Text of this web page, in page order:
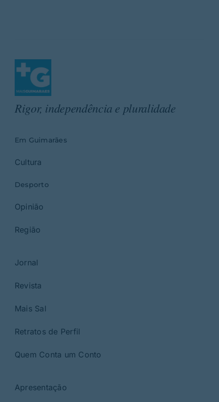
Rigor, independência e pluralidade
Em Guimarães
Cultura
Desporto
Opinião
Região
Jornal
Revista
Mais Sal
Retratos de Perfil
Quem Conta um Conto
Apresentação